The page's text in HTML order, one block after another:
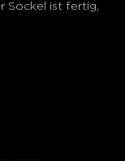
Sockel ist fertig,